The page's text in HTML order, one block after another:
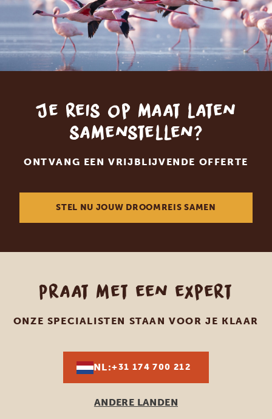
Je reis op maat laten
samenstellen?
ONTVANG EEN VRIJBLIJVENDE OFFERTE
STEL NU JOUW DROOMREIS SAMEN
Praat met een expert
ONZE SPECIALISTEN STAAN VOOR JE KLAAR
NL:+31 174 700 212
ANDERE LANDEN